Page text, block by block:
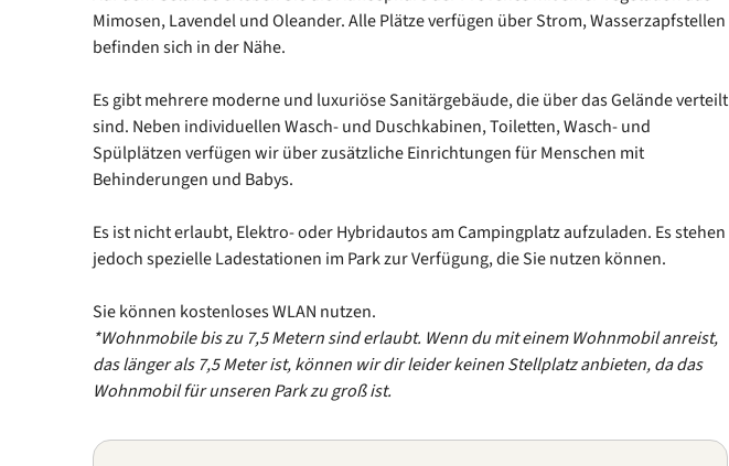
Mimosen, Lavendel und Oleander. Alle Plätze verfügen über Strom, Wasserzapfstellen
befinden sich in der Nähe.
Es gibt mehrere moderne und luxuriöse Sanitärgebäude, die über das Gelände verteilt
sind. Neben individuellen Wasch- und Duschkabinen, Toiletten, Wasch- und
Spülplätzen verfügen wir über zusätzliche Einrichtungen für Menschen mit
Behinderungen und Babys.
Es ist nicht erlaubt, Elektro- oder Hybridautos am Campingplatz aufzuladen. Es stehen
jedoch spezielle Ladestationen im Park zur Verfügung, die Sie nutzen können.
Sie können kostenloses WLAN nutzen.
*Wohnmobile bis zu 7,5 Metern sind erlaubt. Wenn du mit einem Wohnmobil anreist,
das länger als 7,5 Meter ist, können wir dir leider keinen Stellplatz anbieten, da das
Wohnmobil für unseren Park zu groß ist.